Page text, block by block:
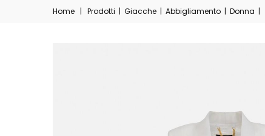
Home | Prodotti | Giacche | Abbigliamento | Donna |